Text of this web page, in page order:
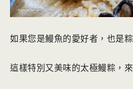
如果您是鰻魚的愛好者，也是
這樣特別又美味的太極鰻粽，